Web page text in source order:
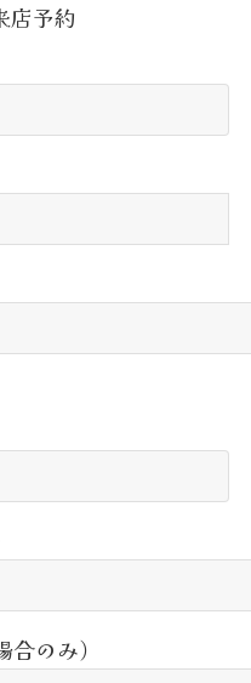
店予約
のみ）